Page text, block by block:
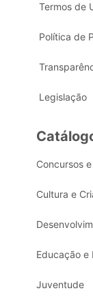
Termos de
Política de
Legislação
Concursos
Cultura e
Educação e
Juventude